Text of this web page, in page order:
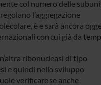
col numero delle
l’aggregazione
è e sarà ancora
con cui già da
ribonucleasi di tipo
e quindi nello sviluppo
verificare se anche